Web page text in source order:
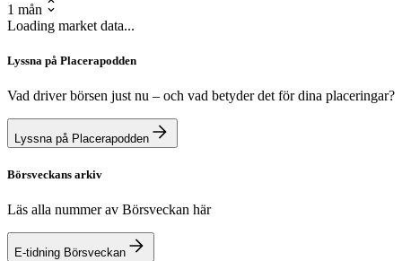
1 mån
Loading market data...
Lyssna på Placerapodden
Vad driver börsen just nu – och vad betyder det för dina placeringar?
Lyssna på Placerapodden
Börsveckans arkiv
Läs alla nummer av Börsveckan här
E-tidning Börsveckan